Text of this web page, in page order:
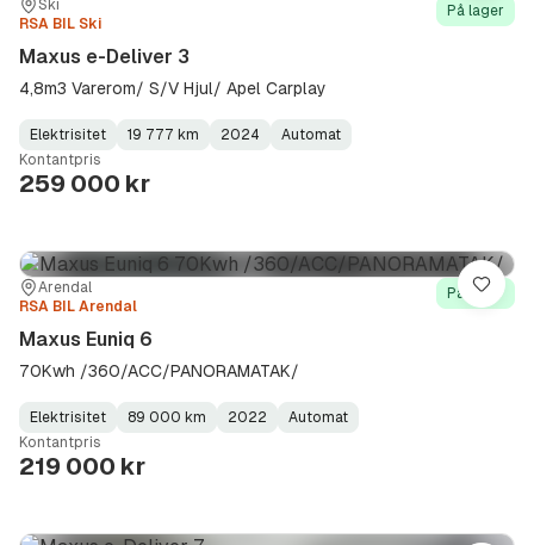
Sted:
Ski
Forhandler:
RSA BIL Ski
På lager
Maxus e-Deliver 3
4,8m3 Varerom/ S/V Hjul/ Apel Carplay
Fuel
Type:
Elektrisitet
Kilometerstand :
19 777 km
Model
Year:
2024
Gearbox
Type:
Automat
Kontantpris
259 000 kr
Sted:
Arendal
Forhandler:
RSA BIL Arendal
På lager
Maxus Euniq 6
70Kwh /360/ACC/PANORAMATAK/
Fuel
Type:
Elektrisitet
Kilometerstand:
89 000 km
Model
Year:
2022
Gearbox
Type:
Automat
Kontantpris
219 000 kr
Lagre